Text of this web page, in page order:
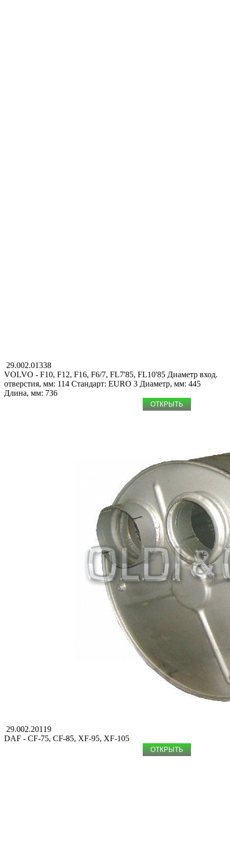
29.002.01338
VOLVO - F10, F12, F16, F6/7, FL7'85, FL10'85 Диаметр вход.
отверстия, мм: 114 Стандарт: EURO 3 Диаметр, мм: 445
Длина, мм: 736
ОТКРЫТЬ
29.002.20119
DAF - CF-75, CF-85, XF-95, XF-105
ОТКРЫТЬ